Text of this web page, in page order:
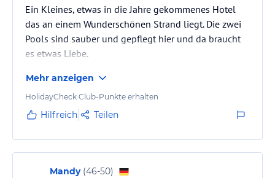
Ein Kleines, etwas in die Jahre gekommenes Hotel
das an einem Wunderschönen Strand liegt. Die zwei
Pools sind sauber und gepflegt hier und da braucht
es etwas Liebe.
Mehr anzeigen
HolidayCheck Club-Punkte erhalten
Hilfreich Teilen
Mandy (46-50)